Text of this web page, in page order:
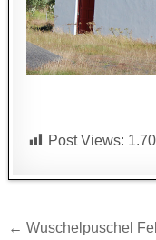
Post Views:
← Wuschelpuschel